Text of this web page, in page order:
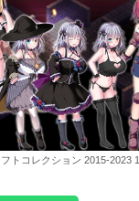
トコレクション 2015-2023